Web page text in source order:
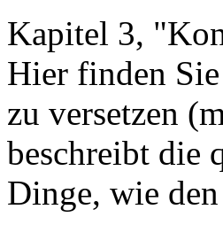
Kapitel 3,
Hier finden
zu versetzen
beschreibt die
Dinge, wie